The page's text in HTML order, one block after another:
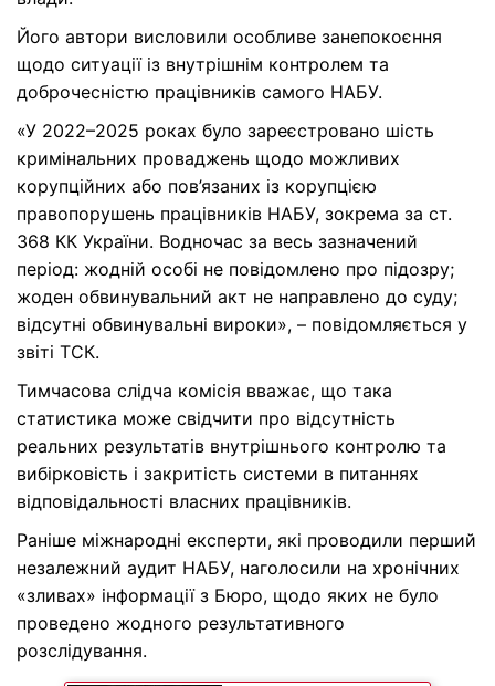
Його автори висловили особливе занепокоєння
щодо ситуації із внутрішнім контролем та
доброчесністю працівників самого НАБУ.
«У 2022–2025 роках було зареєстровано шість
кримінальних проваджень щодо можливих
корупційних або пов’язаних із корупцією
правопорушень працівників НАБУ, зокрема за ст.
368 КК України. Водночас за весь зазначений
період: жодній особі не повідомлено про підозру;
жоден обвинувальний акт не направлено до суду;
відсутні обвинувальні вироки», – повідомляється у
звіті ТСК.
Тимчасова слідча комісія вважає, що така
статистика може свідчити про відсутність
реальних результатів внутрішнього контролю та
вибірковість і закритість системи в питаннях
відповідальності власних працівників.
Раніше міжнародні експерти, які проводили перший
незалежний аудит НАБУ, наголосили на хронічних
«зливах» інформації з Бюро, щодо яких не було
проведено жодного результативного
розслідування.